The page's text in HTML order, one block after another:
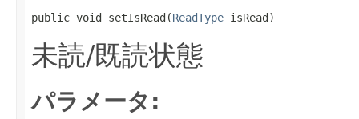
public void setIsRead(ReadType isRead)
未読/既読状態
パラメータ: